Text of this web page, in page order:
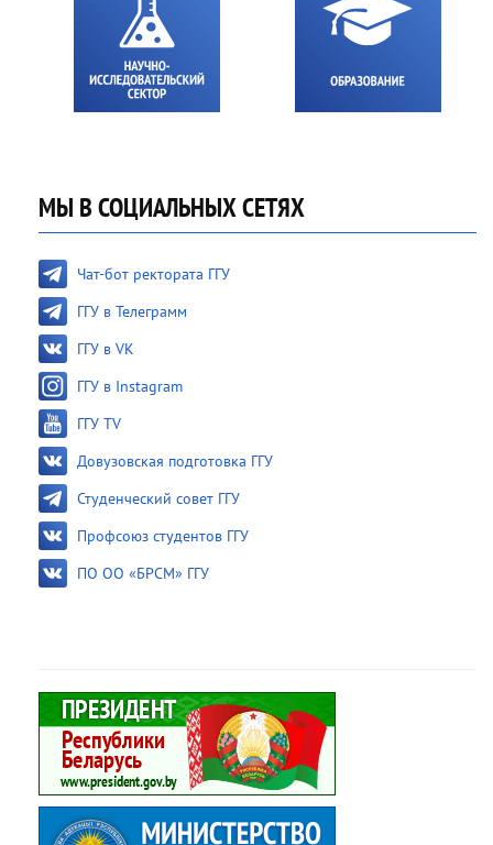
МЫ В СОЦИАЛЬНЫХ СЕТЯХ
Чат-бот ректората ГГУ
ГГУ в Телеграмм
ГГУ в VK
ГГУ в Instagram
ГГУ TV
Довузовская подготовка ГГУ
Студенческий совет ГГУ
Профсоюз студентов ГГУ
ПО ОО «БРСМ» ГГУ